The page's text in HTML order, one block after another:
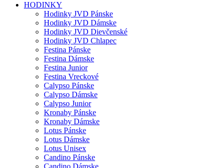
HODINKY
Hodinky JVD Pánske
Hodinky JVD Dámske
Hodinky JVD Dievčenské
Hodinky JVD Chlapec
Festina Pánske
Festina Dámske
Festina Junior
Festina Vreckové
Calypso Pánske
Calypso Dámske
Calypso Junior
Kronaby Pánske
Kronaby Dámske
Lotus Pánske
Lotus Dámske
Lotus Unisex
Candino Pánske
Candino Dámske